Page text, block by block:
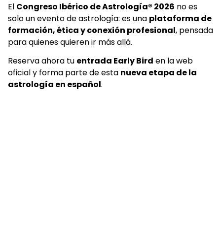
El Congreso Ibérico de Astrología® 2026 no es
solo un evento de astrología: es una plataforma de
formación, ética y conexión profesional, pensada
para quienes quieren ir más allá.
Reserva ahora tu entrada Early Bird en la web
oficial y forma parte de esta nueva etapa de la
astrología en español.